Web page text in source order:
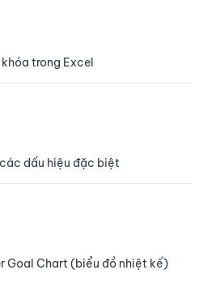
trong Excel
dấu hiệu đặc biệt
Goal Chart (biểu đồ nhiệt kế)